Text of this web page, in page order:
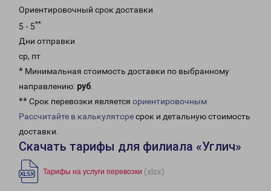
Ориентировочный срок доставки
5 - 5**
Дни отправки
ср, пт
* Минимальная стоимость доставки по выбранному
направлению: руб.
** Срок перевозки является ориентировочным
Рассчитайте в калькуляторесрок и детальную стоимость
доставки.
Скачать тарифы для филиала «Углич»
Тарифы на услуги перевозки (xlsx)